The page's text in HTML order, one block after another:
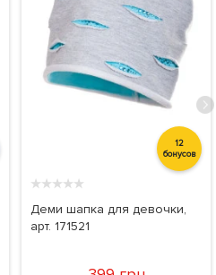
12
бонусов
★★★★★
Деми шапка для девочки,
арт. 171521